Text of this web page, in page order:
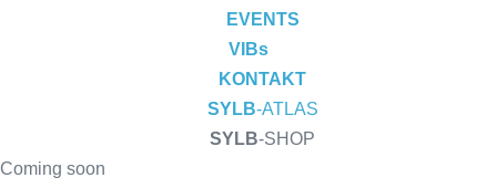
Parkhaus Meiderich, Duisburg
TerrortwinZ EP-Releaseshow am
22.11.2025 im Parkhaus Meiderich,
EVENTS
VIBs
KONTAKT
SYLB-ATLAS
SYLB-SHOP
Coming soon